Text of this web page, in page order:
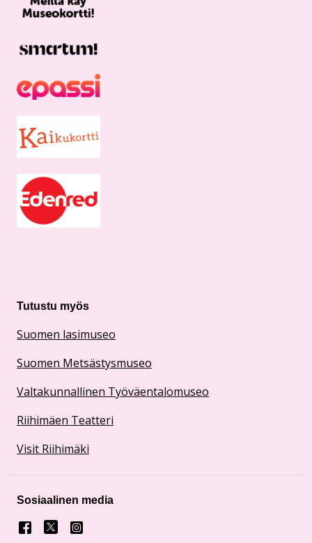
Tutustu myös
Suomen lasimuseo
Suomen Metsästysmuseo
Valtakunnallinen Työväentalomuseo
Riihimäen Teatteri
Visit Riihimäki
Sosiaalinen media
Facebook
X Instagram